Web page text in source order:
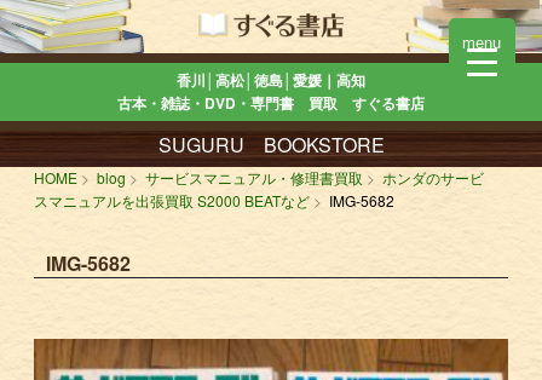
香川│高松│徳島│愛媛｜高知
古本・雑誌・DVD・専門書 買取 すぐる書店
SUGURU BOOKSTORE
HOME blog サービスマニュアル・修理書買取
ホンダのサービ
スマニュアルを出張買取 S2000 BEATなど
IMG-5682
IMG-5682
menu